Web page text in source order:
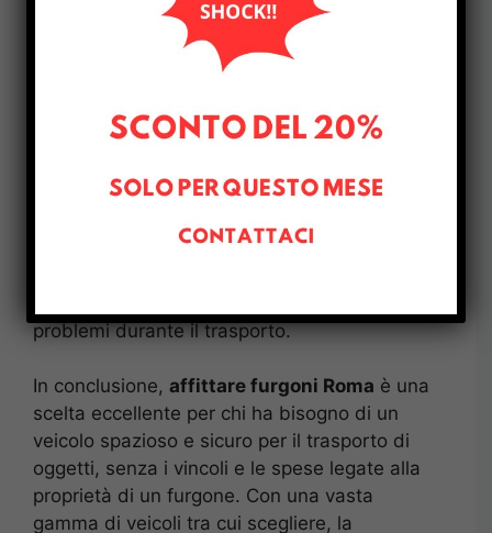
fuori dagli orari lavorativi.
è che molti veicoli sono equipaggiati
con attrezzature extra, come sponde
trasporto di beni pesanti o ingombranti molto
consente di viaggiare con un furgone
problemi durante il trasporto.
In conclusione, affittare furgoni Roma è una
scelta eccellente per chi ha bisogno di un
veicolo spazioso e sicuro per il trasporto di
oggetti, senza i vincoli e le spese legate alla
proprietà di un furgone. Con una vasta
gamma di veicoli tra cui scegliere, la